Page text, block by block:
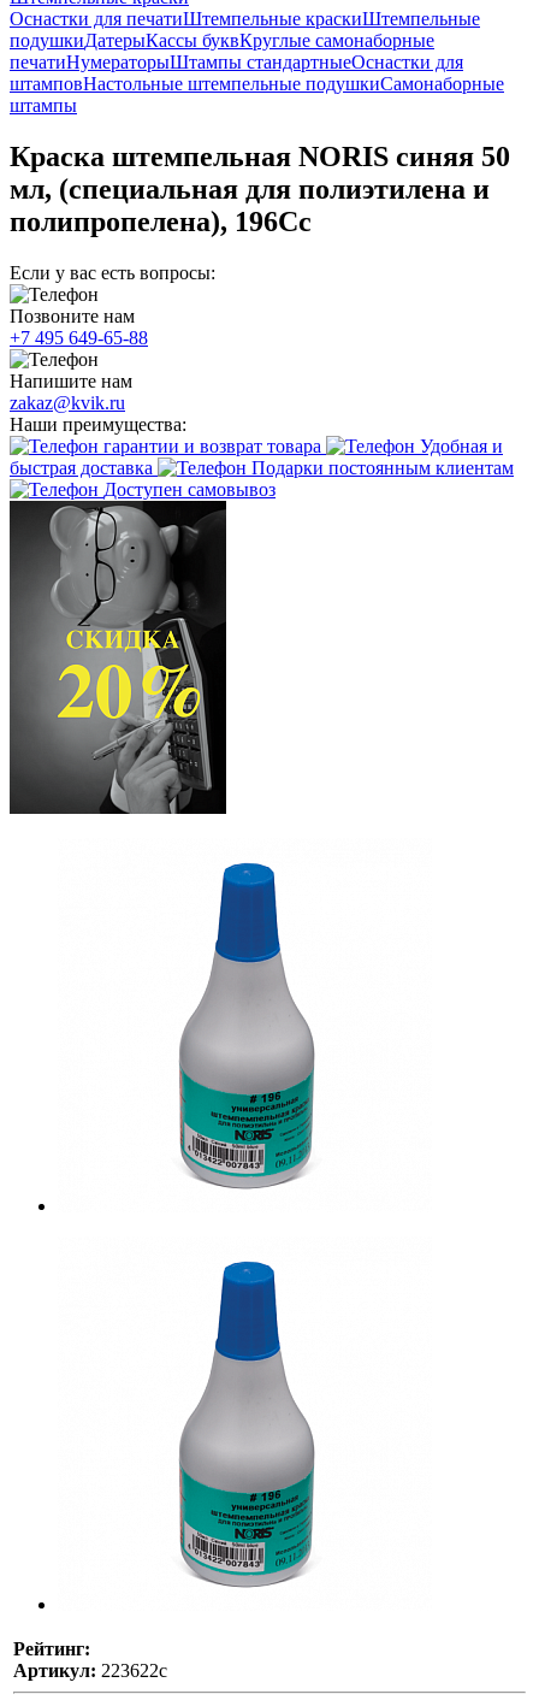
Оснастки для печатиШтемпельные краскиШтемпельные
подушкиДатерыКассы буквКруглые самонаборные
печатиНумераторыШтампы стандартныеОснастки для
штамповНастольные штемпельные подушкиСамонаборные
штампы
Краска штемпельная NORIS синяя 50
мл, (специальная для полиэтилена и
полипропелена), 196Сс
Если у вас есть вопросы:
Позвоните нам
+7 495 649-65-88
Напишите нам
zakaz@kvik.ru
Наши преимущества:
гарантии и возврат товара
Удобная и
быстрая доставка
Подарки постоянным клиентам
Доступен самовывоз
Рейтинг:
Артикул: 223622с